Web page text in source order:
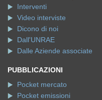
Interventi
Video interviste
Dicono di noi
Dall'UNRAE
Dalle Aziende associate
PUBBLICAZIONI
Pocket mercato
Pocket emissioni